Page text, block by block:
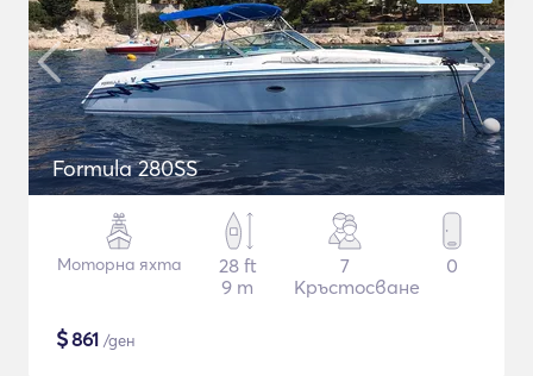
Formula 280SS
Моторна яхта
28 ft
9 m
7
Кръстосване
0
$861 /ден